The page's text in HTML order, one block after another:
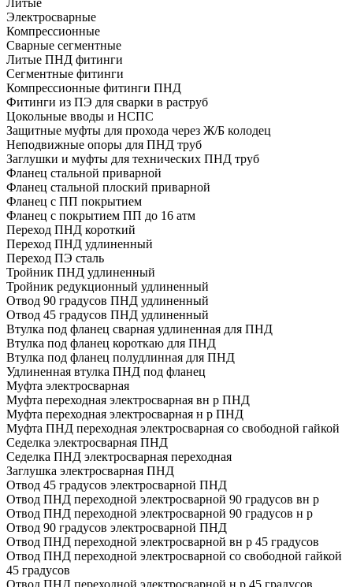
Литые
Электросварные
Компрессионные
Сварные сегментные
Литые ПНД фитинги
Сегментные фитинги
Компрессионные фитинги ПНД
Фитинги из ПЭ для сварки в раструб
Цокольные вводы и НСПС
Защитные муфты для прохода через Ж/Б колодец
Неподвижные опоры для ПНД труб
Заглушки и муфты для технических ПНД труб
Фланец стальной приварной
Фланец стальной плоский приварной
Фланец с ПП покрытием
Фланец с покрытием ПП до 16 атм
Переход ПНД короткий
Переход ПНД удлиненный
Переход ПЭ сталь
Тройник ПНД удлиненный
Тройник редукционный удлиненный
Отвод 90 градусов ПНД удлиненный
Отвод 45 градусов ПНД удлиненный
Втулка под фланец сварная удлиненная для ПНД
Втулка под фланец короткаю для ПНД
Втулка под фланец полудлинная для ПНД
Удлиненная втулка ПНД под фланец
Муфта электросварная
Муфта переходная электросварная вн р ПНД
Муфта переходная электросварная н р ПНД
Муфта ПНД переходная электросварная со свободной гайкой
Седелка электросварная ПНД
Седелка ПНД электросварная переходная
Заглушка электросварная ПНД
Отвод 45 градусов электросварной ПНД
Отвод ПНД переходной электросварной 90 градусов вн р
Отвод ПНД переходной электросварной 90 градусов н р
Отвод 90 градусов электросварной ПНД
Отвод ПНД переходной электросварной вн р 45 градусов
Отвод ПНД переходной электросварной со свободной гайкой
45 градусов
Отвод ПНД переходной электросварной н р 45 градусов